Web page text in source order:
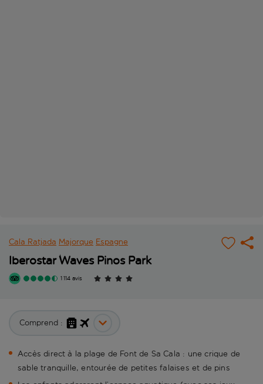
Cala Ratjada Majorque Espagne
Iberostar Waves Pinos Park
1 114 avis
Comprend :
Accès direct à la plage de Font de Sa Cala : une crique de
sable tranquille, entourée de petites falaises et de pins